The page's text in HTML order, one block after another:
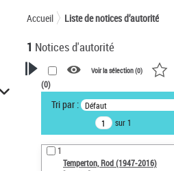
Accueil Liste de notices d’autorité
1 Notices d'autorité
VOTRE RECHERCHE
Recherche avancée dans les
notices d’autorité
Œuvres liées à l'auteur :
Temperton, Rod (1947-2016)
Voir la sélection (0)
(0)
Tri par : Défaut
sur 1
1
Temperton, Rod (1947-2016)